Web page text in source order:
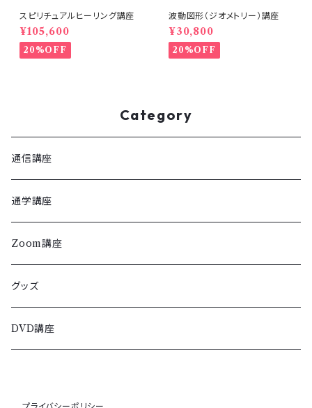
スピリチュアルヒーリング講座
¥105,600
20%OFF
波動図形（ジオメトリー）講座
¥30,800
20%OFF
Category
通信講座
通学講座
Zoom講座
グッズ
DVD講座